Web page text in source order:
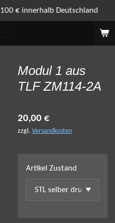
€ innerhalb Deutschland
Modul 1 aus
TLF ZM114-2A
20,00 €
zzgl. Versandkosten
Artikel Zustand